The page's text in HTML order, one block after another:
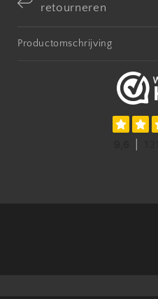
retourneren
Productomschrijving